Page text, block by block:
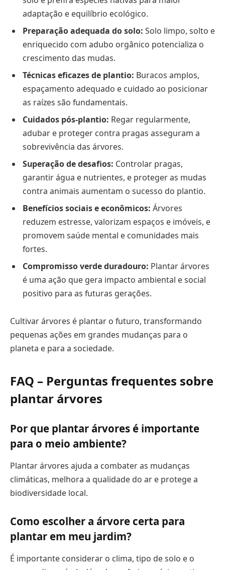
adaptação e equilíbrio ecológico.
Preparação adequada do solo: Solo limpo, solto e
enriquecido com adubo orgânico potencializa o
crescimento das mudas.
Técnicas eficazes de plantio: Buracos amplos,
espaçamento adequado e cuidado ao posicionar
as raízes são fundamentais.
Cuidados pós-plantio: Regar regularmente,
adubar e proteger contra pragas asseguram a
sobrevivência das árvores.
Superação de desafios: Controlar pragas,
garantir água e nutrientes, e proteger as mudas
contra animais aumentam o sucesso do plantio.
Benefícios sociais e econômicos: Árvores
reduzem estresse, valorizam espaços e imóveis, e
promovem saúde mental e comunidades mais
fortes.
Compromisso verde duradouro: Plantar árvores
é uma ação que gera impacto ambiental e social
positivo para as futuras gerações.
Cultivar árvores é plantar o futuro, transformando
pequenas ações em grandes mudanças para o
planeta e para a sociedade.
FAQ – Perguntas frequentes sobre
plantar árvores
Por que plantar árvores é importante
para o meio ambiente?
Plantar árvores ajuda a combater as mudanças
climáticas, melhora a qualidade do ar e protege a
biodiversidade local.
Como escolher a árvore certa para
plantar em meu jardim?
É importante considerar o clima, tipo de solo e o